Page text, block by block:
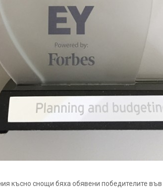
късно снощи бяха обявени победителите